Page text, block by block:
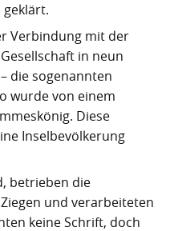
Acentejo
Cruz
La Laguna
Rambla
Clerc
1706
Cruz 1797
1846
Exil
stille Logik Teneriffas
Erzählung
Verbindung mit der
in neun
die sogenannten
wurde von einem
Diese
Inselbevölkerung
betrieben die
und verarbeiteten
keine Schrift, doch